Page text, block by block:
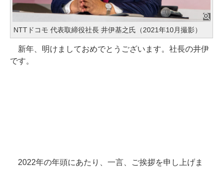
NTTドコモ 代表取締役社長 井伊基之氏（2021年10月撮影）
新年、明けましておめでとうございます。社長の井伊
です。
2022年の年頭にあたり、一言、ご挨拶を申し上げま